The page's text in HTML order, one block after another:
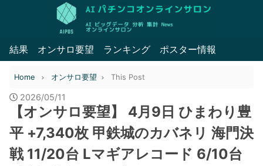
結果 オンサロ要望 ランキング ポスター情報
Home オンサロ要望 This Post
2026/05/11
【オンサロ要望】 4月9日 ひまわり豊
平 +7,340枚 甲鉄城のカバネリ 海門決
戦 11/20台 Lマギアレコード 6/10台